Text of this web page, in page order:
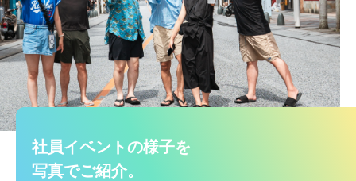
社員イベントの様子を
写真でご紹介。